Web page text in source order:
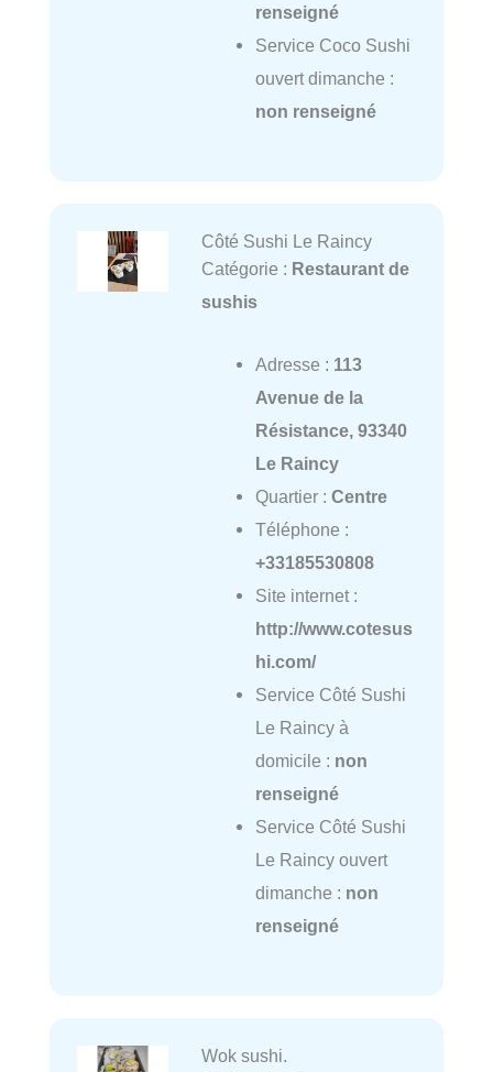
renseigné
Service Coco Sushi
ouvert dimanche :
non renseigné
Côté Sushi Le Raincy
Catégorie : Restaurant de
sushis
Adresse : 113
Avenue de la
Résistance, 93340
Le Raincy
Quartier : Centre
Téléphone :
+33185530808
Site internet :
http://www.cotesus
hi.com/
Service Côté Sushi
Le Raincy à
domicile : non
renseigné
Service Côté Sushi
Le Raincy ouvert
dimanche : non
renseigné
Wok sushi.